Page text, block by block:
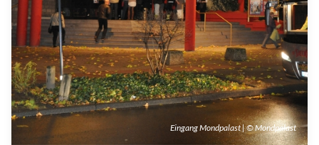
Eingang Mondpalast | © Mondpalast